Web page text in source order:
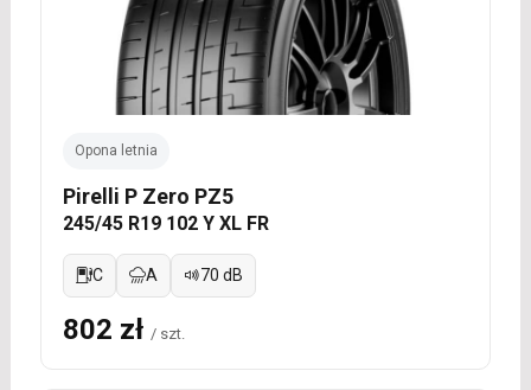
Opona letnia
Pirelli P Zero PZ5
245/45 R19 102 Y XL FR
C A 70 dB
802 zł / szt.